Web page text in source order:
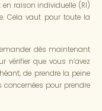
raison individuelle (RI)
Cela vaut pour toute la
dès maintenant
vérifier que vous n’avez
de prendre la peine
pour prendre